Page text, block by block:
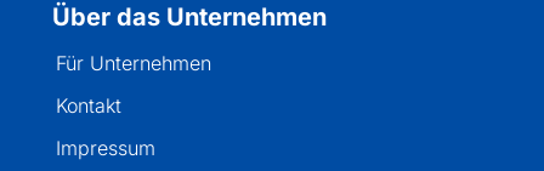
Über das Unternehmen
Für Unternehmen
Kontakt
Impressum